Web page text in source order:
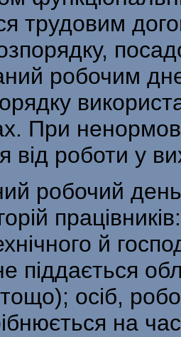
трудовим
робочим
При
від роботи у
робочий
й
піддається
тощо); осіб,
на